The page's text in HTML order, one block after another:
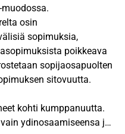
osin
sopimuksia,
poikkeava
sopijaosapuolten
sitovuutta.
kohti kumppanuutta.
ydinosaamiseensa ja